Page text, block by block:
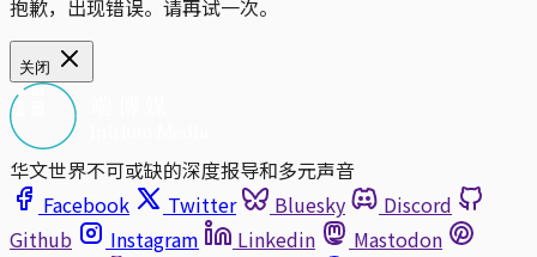
抱歉，出现错误。请再试一次。
关闭
华文世界不可或缺的深度报导和多元声音
Facebook
Twitter Bluesky
Discord
Github
Instagram Linkedin
Mastodon